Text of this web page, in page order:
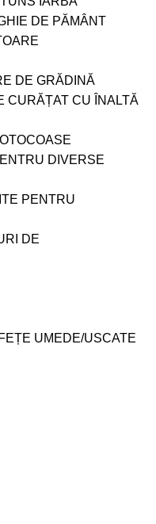
DE PĂMÂNT
DE GRĂDINĂ
CURĂȚAT CU ÎNALTĂ
DIVERSE
PENTRU
DE
UMEDE/USCATE